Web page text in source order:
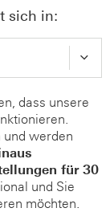
sich in:
dass unsere
und werden
für 30
und Sie
möchten.